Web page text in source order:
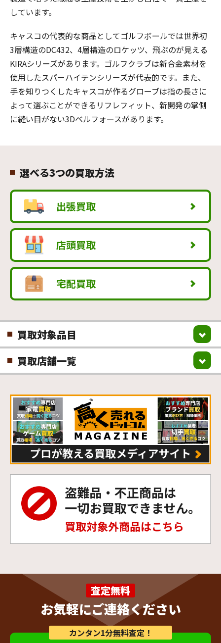
しています。
キャスコの代表的な商品としてゴルフボールでは世界初
3層構造のDC432、4層構造のロケッツ、飛ぶのが見える
KIRAシリーズがあります。ゴルフクラブは新合金素材を
使用したスパーハイテンシリーズが代表的です。また、
手を知りつくしたキャスコが作るグローブは指の長さに
よって選ぶことができるリフレフィット、新開発の掌側
に縫い目がない3Dベルフォースがあります。
選べる3つの買取方法
出張買取
店頭買取
宅配買取
買取対象品目
買取店舗一覧
査定無料
お気軽にご連絡ください
カンタン1分無料査定！